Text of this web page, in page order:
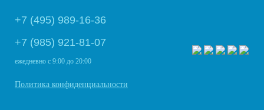
+7 (495) 989-16-36
+7 (985) 921-81-07
ежедневно с 9:00 до 20:00
Политика конфиденциальности